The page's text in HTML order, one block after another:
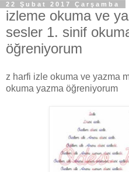
22 Şubat 2017 Çarşamba
izleme okuma ve
sesler 1. sinif
öğreniyorum
z harfi izle okuma ve yazma
okuma yazma öğreniyorum